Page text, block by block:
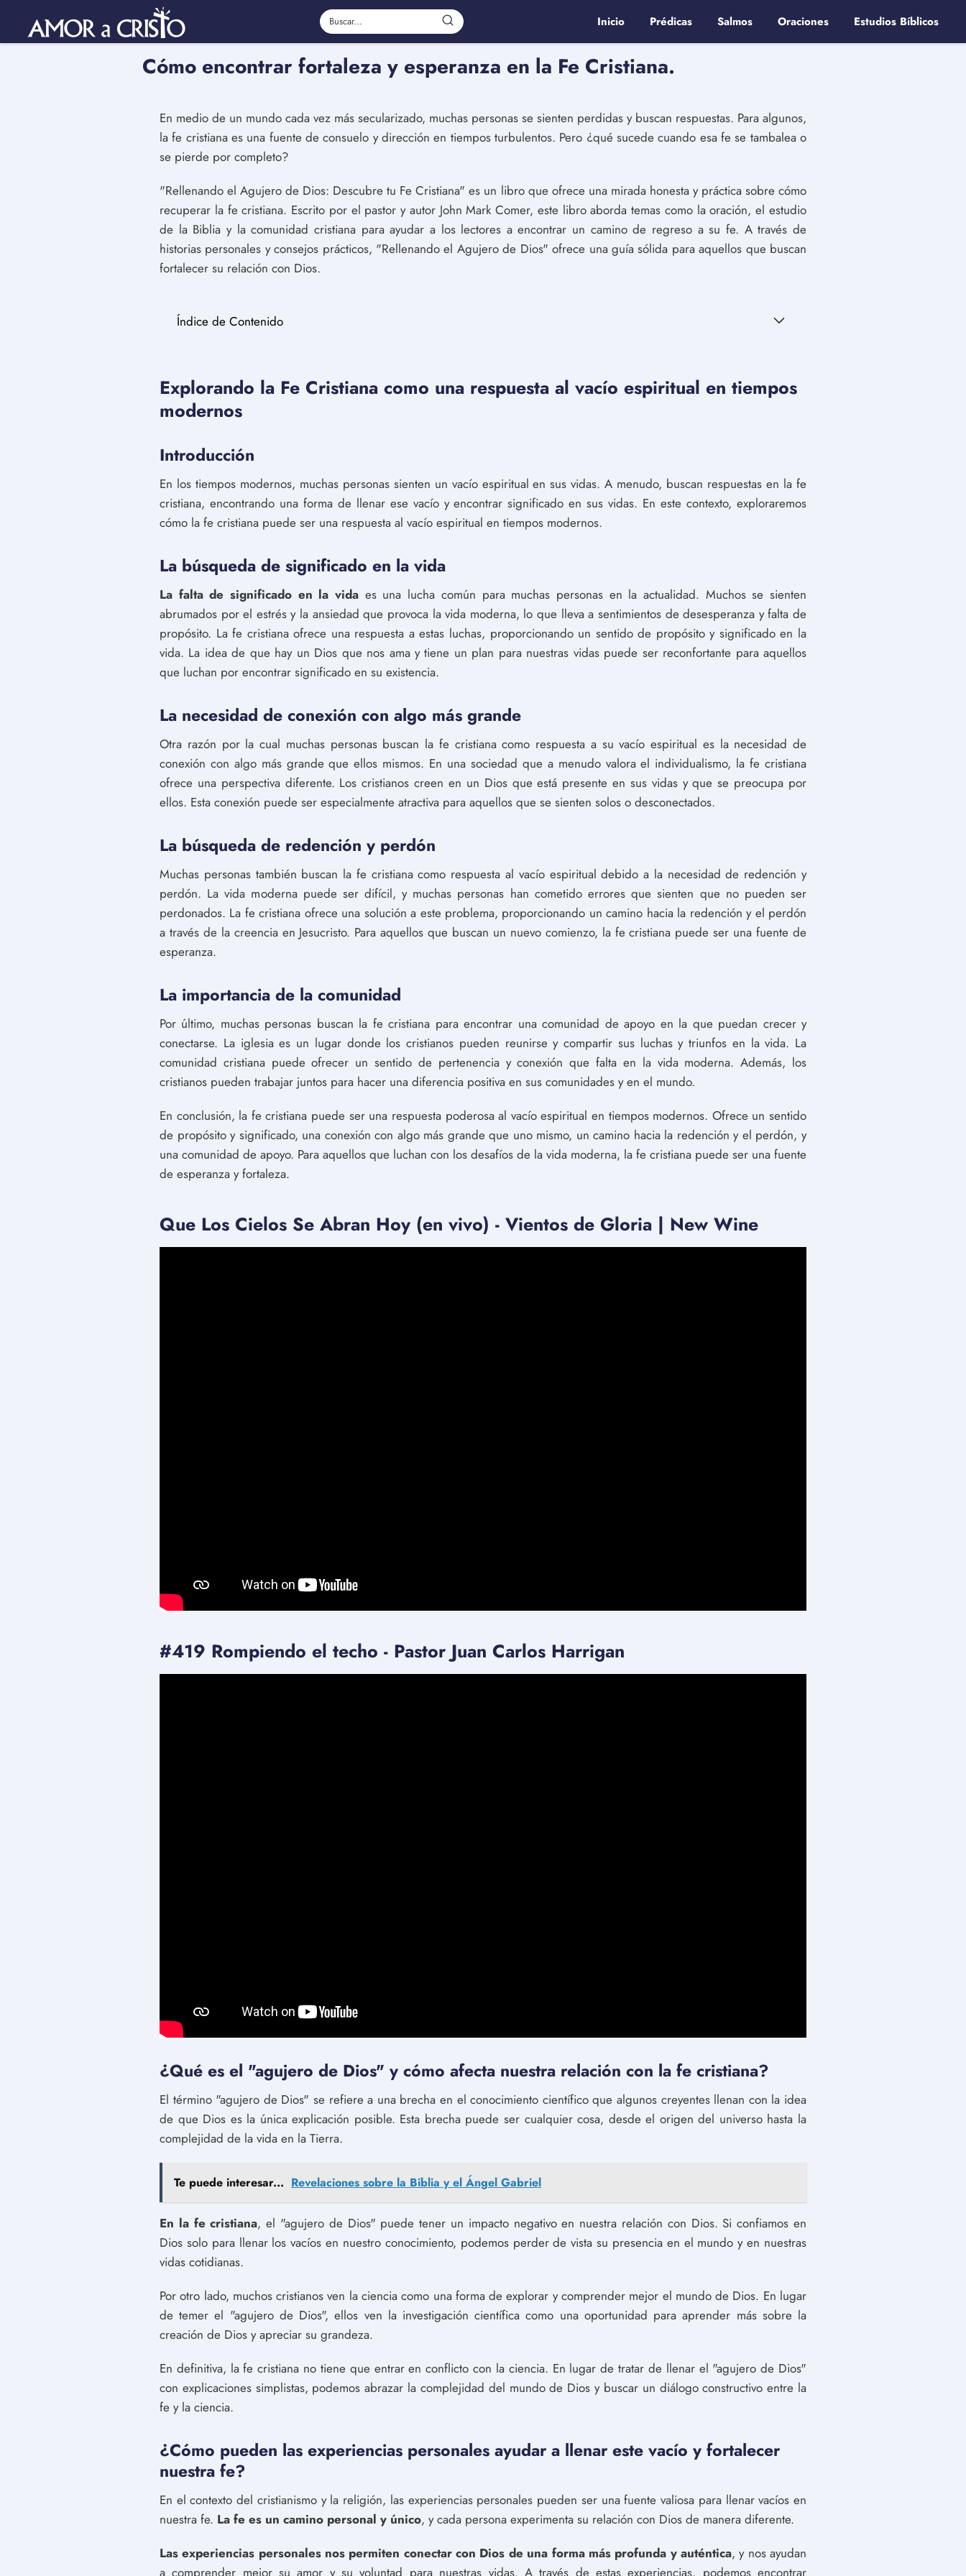
Inicio Prédicas Salmos Oraciones Estudios Bíblicos
Cómo encontrar fortaleza y esperanza en la Fe Cristiana.
En medio de un mundo cada vez más secularizado, muchas personas se sienten perdidas y buscan respuestas. Para algunos,
la fe cristiana es una fuente de consuelo y dirección en tiempos turbulentos. Pero ¿qué sucede cuando esa fe se tambalea o
se pierde por completo?
"Rellenando el Agujero de Dios: Descubre tu Fe Cristiana" es un libro que ofrece una mirada honesta y práctica sobre cómo
recuperar la fe cristiana. Escrito por el pastor y autor John Mark Comer, este libro aborda temas como la oración, el estudio
de la Biblia y la comunidad cristiana para ayudar a los lectores a encontrar un camino de regreso a su fe. A través de
historias personales y consejos prácticos, "Rellenando el Agujero de Dios" ofrece una guía sólida para aquellos que buscan
fortalecer su relación con Dios.
Índice de Contenido
Explorando la Fe Cristiana como una respuesta al vacío espiritual en tiempos
modernos
Introducción
En los tiempos modernos, muchas personas sienten un vacío espiritual en sus vidas. A menudo, buscan respuestas en la fe
cristiana, encontrando una forma de llenar ese vacío y encontrar significado en sus vidas. En este contexto, exploraremos
cómo la fe cristiana puede ser una respuesta al vacío espiritual en tiempos modernos.
La búsqueda de significado en la vida
La falta de significado en la vida es una lucha común para muchas personas en la actualidad. Muchos se sienten
abrumados por el estrés y la ansiedad que provoca la vida moderna, lo que lleva a sentimientos de desesperanza y falta de
propósito. La fe cristiana ofrece una respuesta a estas luchas, proporcionando un sentido de propósito y significado en la
vida. La idea de que hay un Dios que nos ama y tiene un plan para nuestras vidas puede ser reconfortante para aquellos
que luchan por encontrar significado en su existencia.
La necesidad de conexión con algo más grande
Otra razón por la cual muchas personas buscan la fe cristiana como respuesta a su vacío espiritual es la necesidad de
conexión con algo más grande que ellos mismos. En una sociedad que a menudo valora el individualismo, la fe cristiana
ofrece una perspectiva diferente. Los cristianos creen en un Dios que está presente en sus vidas y que se preocupa por
ellos. Esta conexión puede ser especialmente atractiva para aquellos que se sienten solos o desconectados.
La búsqueda de redención y perdón
Muchas personas también buscan la fe cristiana como respuesta al vacío espiritual debido a la necesidad de redención y
perdón. La vida moderna puede ser difícil, y muchas personas han cometido errores que sienten que no pueden ser
perdonados. La fe cristiana ofrece una solución a este problema, proporcionando un camino hacia la redención y el perdón
a través de la creencia en Jesucristo. Para aquellos que buscan un nuevo comienzo, la fe cristiana puede ser una fuente de
esperanza.
La importancia de la comunidad
Por último, muchas personas buscan la fe cristiana para encontrar una comunidad de apoyo en la que puedan crecer y
conectarse. La iglesia es un lugar donde los cristianos pueden reunirse y compartir sus luchas y triunfos en la vida. La
comunidad cristiana puede ofrecer un sentido de pertenencia y conexión que falta en la vida moderna. Además, los
cristianos pueden trabajar juntos para hacer una diferencia positiva en sus comunidades y en el mundo.
En conclusión, la fe cristiana puede ser una respuesta poderosa al vacío espiritual en tiempos modernos. Ofrece un sentido
de propósito y significado, una conexión con algo más grande que uno mismo, un camino hacia la redención y el perdón, y
una comunidad de apoyo. Para aquellos que luchan con los desafíos de la vida moderna, la fe cristiana puede ser una fuente
de esperanza y fortaleza.
Que Los Cielos Se Abran Hoy (en vivo) - Vientos de Gloria | New Wine
#419 Rompiendo el techo - Pastor Juan Carlos Harrigan
¿Qué es el "agujero de Dios" y cómo afecta nuestra relación con la fe cristiana?
El término "agujero de Dios" se refiere a una brecha en el conocimiento científico que algunos creyentes llenan con la idea
de que Dios es la única explicación posible. Esta brecha puede ser cualquier cosa, desde el origen del universo hasta la
complejidad de la vida en la Tierra.
Te puede interesar... Revelaciones sobre la Biblia y el Ángel Gabriel
En la fe cristiana, el "agujero de Dios" puede tener un impacto negativo en nuestra relación con Dios. Si confiamos en
Dios solo para llenar los vacíos en nuestro conocimiento, podemos perder de vista su presencia en el mundo y en nuestras
vidas cotidianas.
Por otro lado, muchos cristianos ven la ciencia como una forma de explorar y comprender mejor el mundo de Dios. En lugar
de temer el "agujero de Dios", ellos ven la investigación científica como una oportunidad para aprender más sobre la
creación de Dios y apreciar su grandeza.
En definitiva, la fe cristiana no tiene que entrar en conflicto con la ciencia. En lugar de tratar de llenar el "agujero de Dios"
con explicaciones simplistas, podemos abrazar la complejidad del mundo de Dios y buscar un diálogo constructivo entre la
fe y la ciencia.
¿Cómo pueden las experiencias personales ayudar a llenar este vacío y fortalecer
nuestra fe?
En el contexto del cristianismo y la religión, las experiencias personales pueden ser una fuente valiosa para llenar vacíos en
nuestra fe. La fe es un camino personal y único, y cada persona experimenta su relación con Dios de manera diferente.
Las experiencias personales nos permiten conectar con Dios de una forma más profunda y auténtica, y nos ayudan
a comprender mejor su amor y su voluntad para nuestras vidas. A través de estas experiencias, podemos encontrar